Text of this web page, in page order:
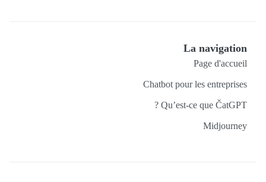
La navigation
Page d'accueil
Chatbot pour les entreprises
Qu’est-ce que ČatGPT ?
Midjourney